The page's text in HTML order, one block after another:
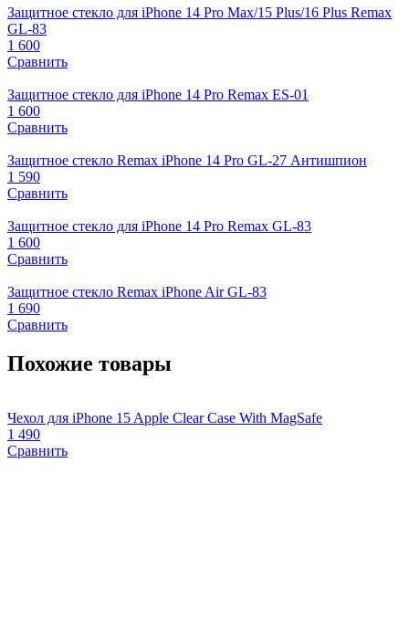
Защитное стекло для iPhone 14 Pro Max/15 Plus/16 Plus Remax
GL-83
1 600
Сравнить
Защитное стекло для iPhone 14 Pro Remax ES-01
1 600
Сравнить
Защитное стекло Remax iPhone 14 Pro GL-27 Антишпион
1 590
Сравнить
Защитное стекло для iPhone 14 Pro Remax GL-83
1 600
Сравнить
Защитное стекло Remax iPhone Air GL-83
1 690
Сравнить
Похожие товары
Чехол для iPhone 15 Apple Clear Case With MagSafe
1 490
Сравнить